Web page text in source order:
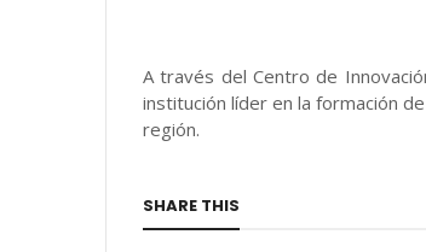
A través del Centro de
institución líder en la formación
región.
SHARE THIS